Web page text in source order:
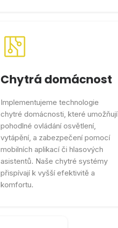
Chytrá domácnost
Implementujeme technologie
chytré domácnosti, které umožňují
pohodlné ovládání osvětlení,
vytápění, a zabezpečení pomocí
mobilních aplikací či hlasových
asistentů. Naše chytré systémy
přispívají k vyšší efektivitě a
komfortu.